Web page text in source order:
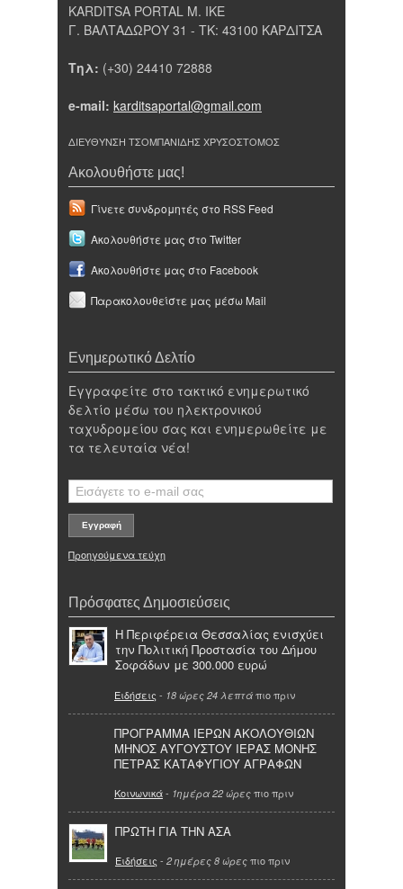
KARDITSA PORTAL Μ. ΙΚΕ
Γ. ΒΑΛΤΑΔΩΡΟΥ 31 - ΤΚ: 43100 ΚΑΡΔΙΤΣΑ
Τηλ: (+30) 24410 72888
e-mail: karditsaportal@gmail.com
ΔΙΕΥΘΥΝΣΗ ΤΣΟΜΠΑΝΙΔΗΣ ΧΡΥΣΟΣΤΟΜΟΣ
Ακολουθήστε μας!
Γίνετε συνδρομητές στο RSS Feed
Ακολουθήστε μας στο Twitter
Ακολουθήστε μας στο Facebook
Παρακολουθείστε μας μέσω Mail
Ενημερωτικό Δελτίο
Εγγραφείτε στο τακτικό ενημερωτικό
δελτίο μέσω του ηλεκτρονικού
ταχυδρομείου σας και ενημερωθείτε με
τα τελευταία νέα!
Προηγούμενα τεύχη
Πρόσφατες Δημοσιεύσεις
Η Περιφέρεια Θεσσαλίας ενισχύει
την Πολιτική Προστασία του Δήμου
Σοφάδων με 300.000 ευρώ
Ειδήσεις - 18 ώρες 24 λεπτά πιο πριν
ΠΡΟΓΡΑΜΜΑ ΙΕΡΩΝ ΑΚΟΛΟΥΘΙΩΝ
ΜΗΝΟΣ ΑΥΓΟΥΣΤΟΥ ΙΕΡΑΣ ΜΟΝΗΣ
ΠΕΤΡΑΣ ΚΑΤΑΦΥΓΙΟΥ ΑΓΡΑΦΩΝ
Κοινωνικά- 1ημέρα 22 ώρες πιο πριν
ΠΡΩΤΗ ΓΙΑ ΤΗΝ ΑΣΑ
Ειδήσεις - 2 ημέρες 8 ώρες πιο πριν